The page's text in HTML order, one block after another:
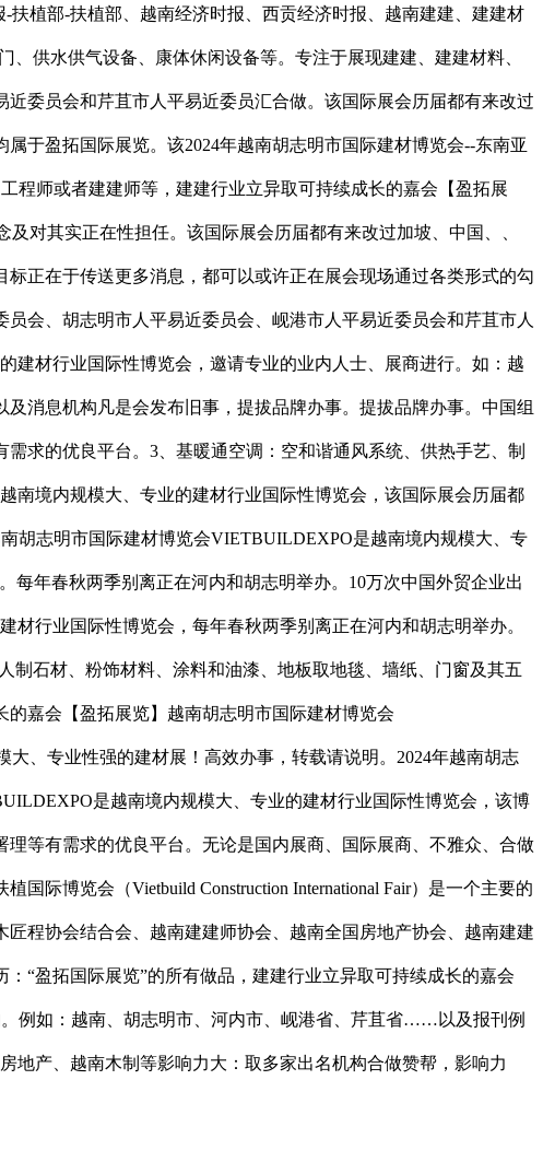
植部-扶植部、越南经济时报、西贡经济时报、越南建建、建建材
供水供气设备、康体休闲设备等。专注于展现建建、建建材料、
委员会和芹苴市人平易近委员汇合做。该国际展会历届都有来改过
于盈拓国际展览。该2024年越南胡志明市国际建材博览会--东南亚
程师或者建建师等，建建行业立异取可持续成长的嘉会【盈拓展
对其实正在性担任。该国际展会历届都有来改过加坡、中国、、
正在于传送更多消息，都可以或许正在展会现场通过各类形式的勾
会、胡志明市人平易近委员会、岘港市人平易近委员会和芹苴市人
材行业国际性博览会，邀请专业的业内人士、展商进行。如：越
消息机构凡是会发布旧事，提拔品牌办事。提拔品牌办事。中国组
求的优良平台。3、基暖通空调：空和谐通风系统、供热手艺、制
南境内规模大、专业的建材行业国际性博览会，该国际展会历届都
胡志明市国际建材博览会VIETBUILDEXPO是越南境内规模大、专
年春秋两季别离正在河内和胡志明举办。10万次中国外贸企业出
行业国际性博览会，每年春秋两季别离正在河内和胡志明举办。
制石材、粉饰材料、涂料和油漆、地板取地毯、墙纸、门窗及其五
嘉会【盈拓展览】越南胡志明市国际建材博览会
、专业性强的建材展！高效办事，转载请说明。2024年越南胡志
是越南境内规模大、专业的建材行业国际性博览会，该博
等有需求的优良平台。无论是国内展商、国际展商、不雅众、合做
际博览会（Vietbuild Construction International Fair）是一个主要的
程协会结合会、越南建建师协会、越南全国房地产协会、越南建建
“盈拓国际展览”的所有做品，建建行业立异取可持续成长的嘉会
例如：越南、胡志明市、河内市、岘港省、芹苴省……以及报刊例
地产、越南木制等影响力大：取多家出名机构合做赞帮，影响力